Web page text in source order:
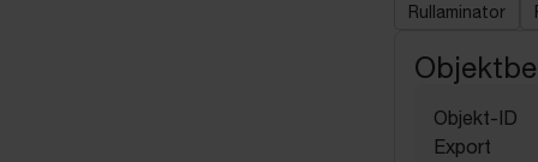
Rullaminator
Objekt-ID
Export